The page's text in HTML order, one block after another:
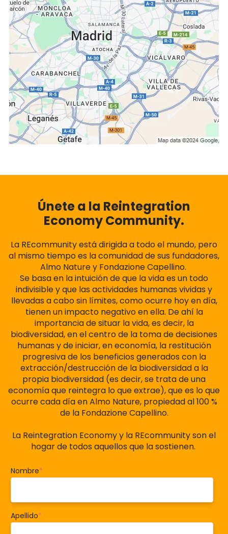
Únete a la Reintegration
Economy Community.
La REcommunity está dirigida a todo el mundo, pero
al mismo tiempo es la comunidad de sus fundadores,
Almo Nature y Fondazione Capellino.
Se basa en la intuición de que la vida es un todo
indivisible y que las actividades humanas vividas y
llevadas a cabo sin límites, como ocurre hoy en día,
tienen un impacto negativo en ella. De ahí la
importancia de situar la vida, es decir, la
biodiversidad, en el centro de la toma de decisiones
humanas y de iniciar, en economía, la restitución
progresiva de los beneficios generados con la
extracción/destrucción de la biodiversidad a la
propia biodiversidad (es decir, se trata de una
economía que reintegra lo que extrae), que es lo que
ocurre cada día en Almo Nature, propiedad al 100 %
de la Fondazione Capellino.
La Reintegration Economy y la REcommunity son el
hogar de todos aquellos que la sostienen.
Nombre*
Apellido*